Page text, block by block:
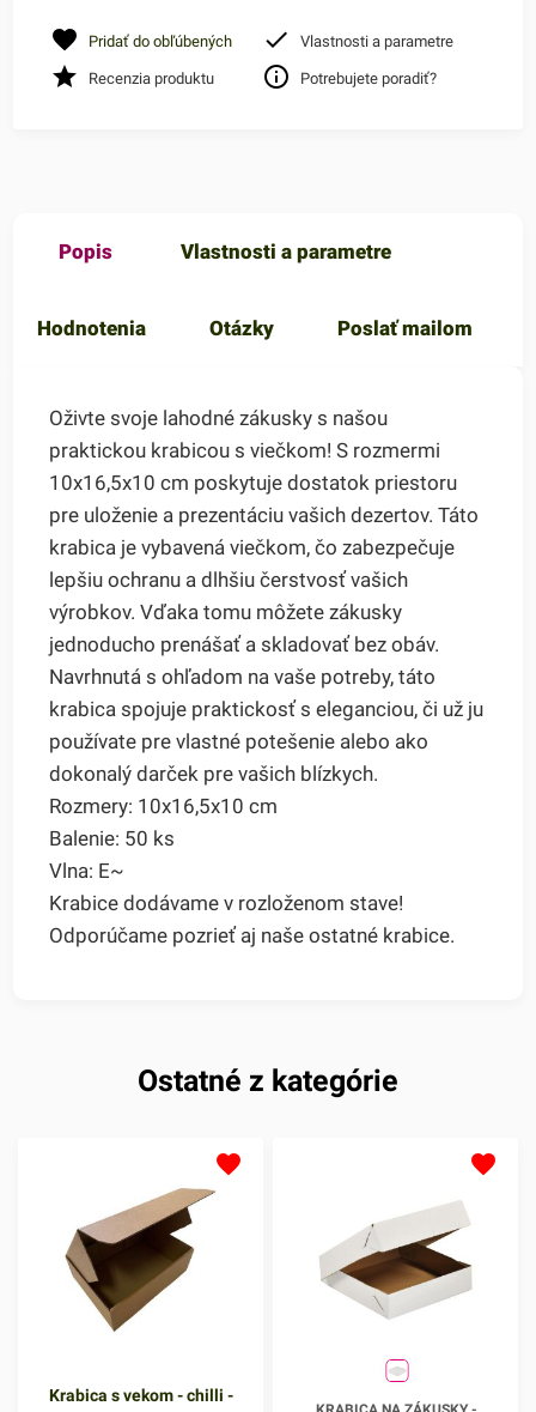
Pridať do obľúbených Vlastnosti a parametre
Recenzia produktu Potrebujete poradiť?
Popis Vlastnosti a parametre
Hodnotenia Otázky Poslať mailom
Oživte svoje lahodné zákusky s našou
praktickou krabicou s viečkom! S rozmermi
10x16,5x10 cm poskytuje dostatok priestoru
pre uloženie a prezentáciu vašich dezertov. Táto
krabica je vybavená viečkom, čo zabezpečuje
lepšiu ochranu a dlhšiu čerstvosť vašich
výrobkov. Vďaka tomu môžete zákusky
jednoducho prenášať a skladovať bez obáv.
Navrhnutá s ohľadom na vaše potreby, táto
krabica spojuje praktickosť s eleganciou, či už ju
používate pre vlastné potešenie alebo ako
dokonalý darček pre vašich blízkych.
Rozmery: 10x16,5x10 cm
Balenie: 50 ks
Vlna: E~
Krabice dodávame v rozloženom stave!
Odporúčame pozrieť aj naše ostatné krabice.
Ostatné z kategórie
Krabica s vekom - chilli -